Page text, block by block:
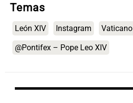
Temas
León XIV Instagram Vaticano
@Pontifex – Pope Leo XIV